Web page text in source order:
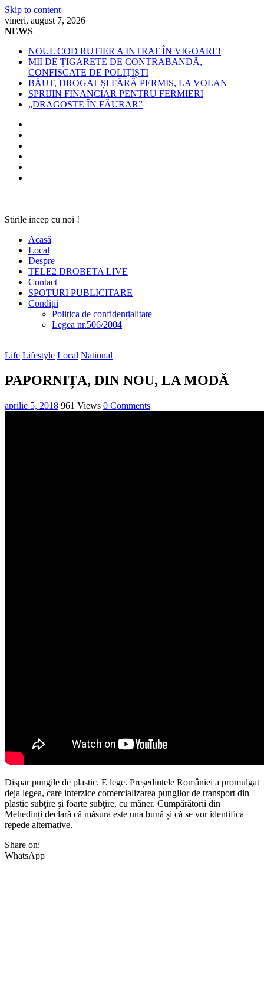
Skip to content
vineri, august 7, 2026
NEWS
NOUL COD RUTIER A INTRAT ÎN VIGOARE!
MII DE ȚIGARETE DE CONTRABANDĂ,
CONFISCATE DE POLIȚIȘTI
BĂUT, DROGAT ȘI FĂRĂ PERMIS, LA VOLAN
SPRIJIN FINANCIAR PENTRU FERMIERI
„DRAGOSTE ÎN FĂURAR”
Stirile incep cu noi !
Acasă
Local
Despre
TELE2 DROBETA LIVE
Contact
SPOTURI PUBLICITARE
Condiții
Politica de confidențialitate
Legea nr.506/2004
Life Lifestyle Local National
PAPORNIȚA, DIN NOU, LA MODĂ
aprilie 5, 2018 961 Views 0 Comments
Dispar pungile de plastic. E lege. Președintele României a promulgat
deja legea, care interzice comercializarea pungilor de transport din
plastic subţire şi foarte subţire, cu mâner. Cumpărătorii din
Mehedinți declară că măsura este una bună și că se vor identifica
repede alternative.
Share on:
WhatsApp